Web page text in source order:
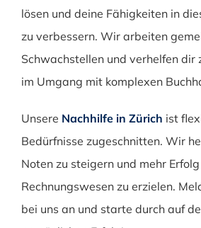
lösen und deine Fähigkeiten in
zu verbessern. Wir arbeiten
Schwachstellen und verhelfen dir
im Umgang mit komplexen
Unsere Nachhilfe in Zürich ist
Bedürfnisse zugeschnitten. Wir
Noten zu steigern und mehr
Rechnungswesen zu erzielen.
bei uns an und starte durch auf